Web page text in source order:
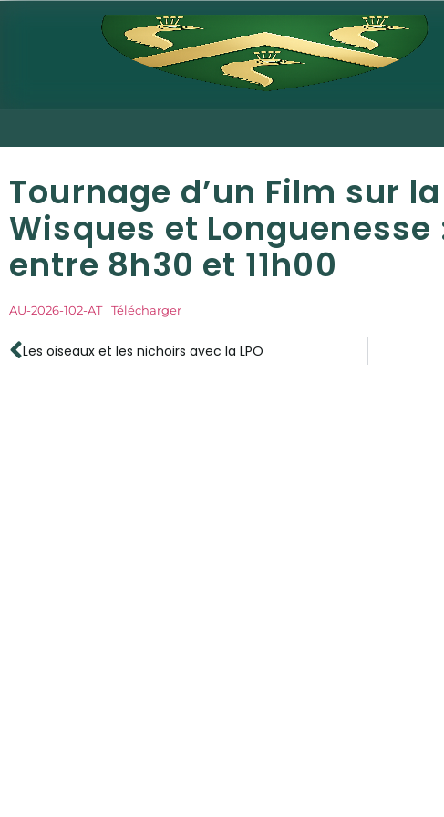
Tournage d’un Film sur la
Wisques et Longuenesse
entre 8h30 et 11h00
AU-2026-102-AT Télécharger
Les oiseaux et les nichoirs avec la LPO